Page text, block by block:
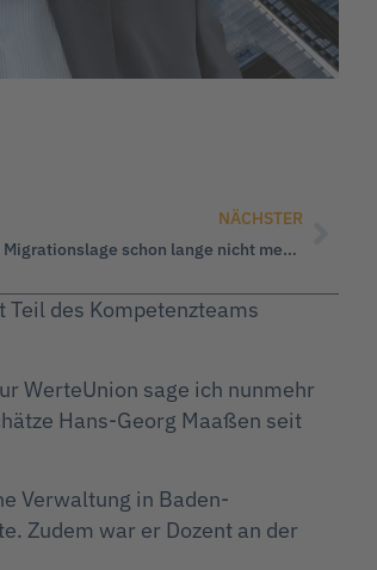
NÄCHSTER
Hans-Georg Maaßen: „NRW-Innenminister Reul hat die Migrationslage schon lange nicht mehr im Griff!“
des Kompetenzteams
WerteUnion sage ich nunmehr
Hans-Georg Maaßen seit
Verwaltung in Baden-
Zudem war er Dozent an der